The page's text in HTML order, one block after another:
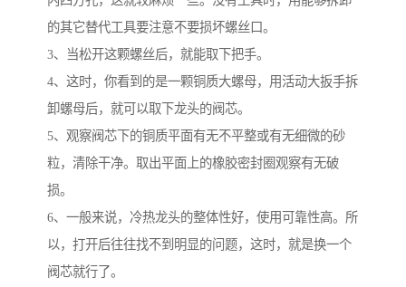
的其它替代工具要注意不要损坏螺丝口。
3、当松开这颗螺丝后，就能取下把手。
4、这时，你看到的是一颗铜质大螺母，用活动大扳手拆
卸螺母后，就可以取下龙头的阀芯。
5、观察阀芯下的铜质平面有无不平整或有无细微的砂
粒，清除干净。取出平面上的橡胶密封圈观察有无破
损。
6、一般来说，冷热龙头的整体性好，使用可靠性高。所
以，打开后往往找不到明显的问题，这时，就是换一个
阀芯就行了。